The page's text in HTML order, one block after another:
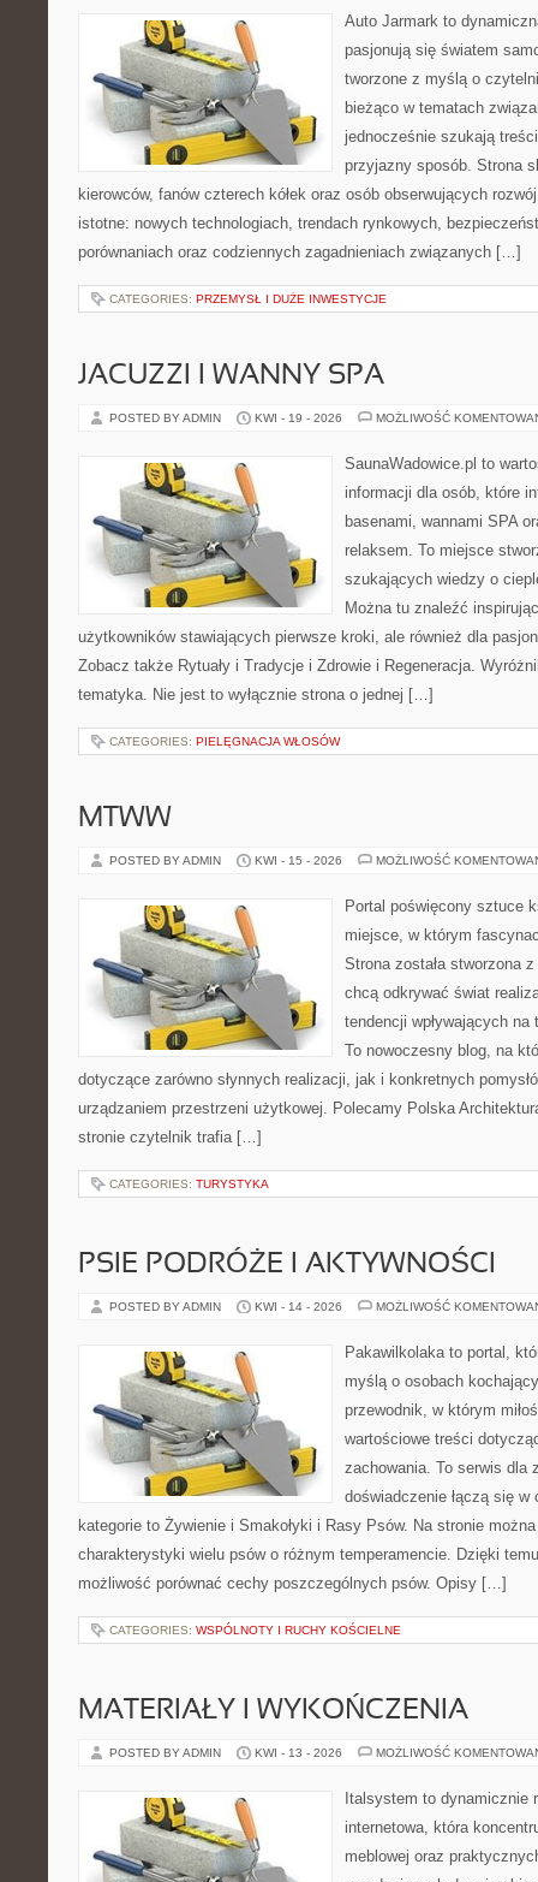
Auto Jarmark to
pasjonują się światem
tworzone z myślą o
bieżąco w tematach
jednocześnie szukają
przyjazny sposób. Strona
kierowców, fanów czterech kółek oraz osób obserwujących
istotne: nowych technologiach, trendach rynkowych,
porównaniach oraz codziennych zagadnieniach związanych […]
CATEGORIES: PRZEMYSŁ I DUŻE INWESTYCJE
JACUZZI I WANNY SPA
POSTED BY ADMIN KWI - 19 - 2026 MOŻLIWOŚĆ
SaunaWadowice.pl to
informacji dla osób, które
basenami, wannami SPA
relaksem. To miejsce
szukających wiedzy o
Można tu znaleźć
użytkowników stawiających pierwsze kroki, ale również dla
Zobacz także Rytuały i Tradycje i Zdrowie i Regeneracja.
tematyka. Nie jest to wyłącznie strona o jednej […]
CATEGORIES: PIELĘGNACJA WŁOSÓW
MTWW
POSTED BY ADMIN KWI - 15 - 2026 MOŻLIWOŚĆ
Portal poświęcony sztuce
miejsce, w którym
Strona została stworzona
chcą odkrywać świat
tendencji wpływających
To nowoczesny blog, na
dotyczące zarówno słynnych realizacji, jak i konkretnych
urządzaniem przestrzeni użytkowej. Polecamy Polska
stronie czytelnik trafia […]
CATEGORIES: TURYSTYKA
PSIE PODRÓŻE I AKTYWNOŚCI
POSTED BY ADMIN KWI - 14 - 2026 MOŻLIWOŚĆ
Pakawilkolaka to portal,
myślą o osobach
przewodnik, w którym
wartościowe treści
zachowania. To serwis dla
doświadczenie łączą się
kategorie to Żywienie i Smakołyki i Rasy Psów. Na stronie
charakterystyki wielu psów o różnym temperamencie. Dzięki
możliwość porównać cechy poszczególnych psów. Opisy […]
CATEGORIES: WSPÓLNOTY I RUCHY KOŚCIELNE
MATERIAŁY I WYKOŃCZENIA
POSTED BY ADMIN KWI - 13 - 2026 MOŻLIWOŚĆ
Italsystem to dynamicznie
internetowa, która
meblowej oraz